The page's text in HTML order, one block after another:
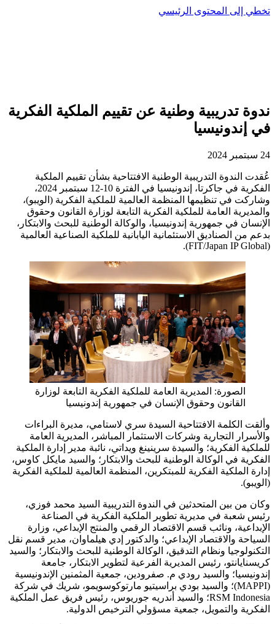
تخطي إلى المحتوى الرئيسي
ندوة تدريبية وطنية عن تقييم الملكية الفكرية
في إندونيسيا
24 سبتمبر 2024
عُقدت الندوة التدريبية الوطنية الافتتاحية بشأن تقييم الملكية
الفكرية في جاكرتا، إندونيسيا في الفترة 10-12 سبتمبر 2024،
وشاركت في تنظيمها المنظمة العالمية للملكية الفكرية (الويبو)،
والمديرية العامة للملكية الفكرية التابعة لوزارة القانون وحقوق
الإنسان في جمهورية إندونيسيا، والوكالة الوطنية للبحث والابتكار،
بدعم من الصناديق الاستئمانية اليابانية للملكية الصناعية العالمية
(FIT/Japan IP Global).
الصورة: المديرية العامة للملكية الفكرية التابعة لوزارة
القانون وحقوق الإنسان في جمهورية إندونيسيا
وألقت الكلمة الافتتاحية السيدة سري لاستامي، مديرة البراءات
والأسرار التجارية وشركات الاستثمار المباشر، المديرية العامة
للملكية الفكرية؛ والسيدة سرينينغ ويداتي، نائبة مدير إدارة الملكية
الفكرية في الوكالة الوطنية للبحث والابتكار؛ والسيد مايكل كاوس،
إدارة الملكية الفكرية للمبتكرين، المنظمة العالمية للملكية الفكرية
(الويبو).
وكان من بين المتحدثين في الندوة التدريبية السيد محمد فوزي،
رئيس شعبة في مديرية تطوير الملكية الفكرية في الصناعة
الإبداعية، ونائب قسم الاقتصاد الرقمي والمنتج الإبداعي، وزارة
السياحة والاقتصاد الإبداعي؛ والدكتور إدي هيلماوان، مدير قسم نقل
التكنولوجيا ونظام التدقيق، الوكالة الوطنية للبحث والابتكار؛ والسيد
كريسنايانتو، رئيس المديرية الفرعية لتطوير الابتكار، جامعة
إندونيسيا؛ والسيد رودي م. صفرودين، جمعية المثمنين الإندونيسية
(MAPPI)؛ والسيد بودي براسيتيو مارتوكوسويمو، شريك في شركة
RSM Indonesia؛ والسيد أندريه جوريوس، رئيس فريق عمل الملكية
الفكرية والتمويل، جمعية مسؤولي الترخيص الدولية.